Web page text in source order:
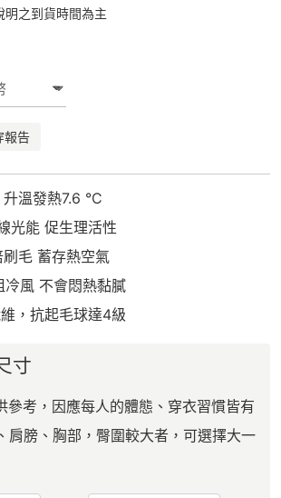
明之到貨時間為主
報告
溫發熱7.6 °C
光能 促生理活性
毛 蓄存熱空氣
冷風 不會悶熱黏膩
，抗起毛球達4級
寸
參考，因應每人的體態、穿衣習慣皆有
肩膀、胸部，臀圍較大者，可選擇大一